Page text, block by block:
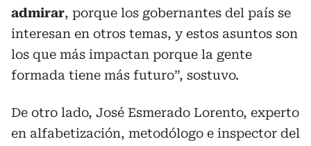
admirar, porque los gobernantes del país se
interesan en otros temas, y estos asuntos son
los que más impactan porque la gente
formada tiene más futuro”, sostuvo.
De otro lado, José Esmerado Lorento, experto
en alfabetización, metodólogo e inspector del